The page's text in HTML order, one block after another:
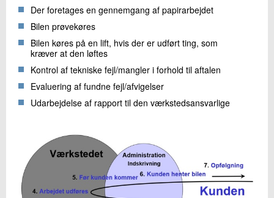
Send
Der foretages en gennemgang af papirarbejdet
Bilen prøvekøres
Bilen køres på en lift, hvis der er udført ting, som
kræver at den løftes
Kontrol af tekniske fejl/mangler i forhold til aftalen
Evaluering af fundne fejl/afvigelser
Udarbejdelse af rapport til den værkstedsansvarlige